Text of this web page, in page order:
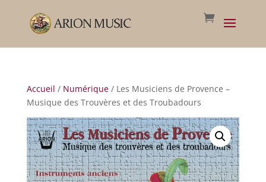
Accueil / Numérique/ Les Musiciens de Provence –
Musique des Trouvères et des Troubadours